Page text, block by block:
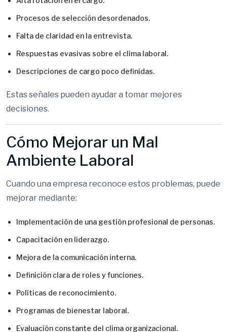
Procesos de selección desordenados.
Falta de claridad en la entrevista.
Respuestas evasivas sobre el clima laboral.
Descripciones de cargo poco definidas.
Estas señales pueden ayudar a tomar mejores
decisiones.
Cómo Mejorar un Mal
Ambiente Laboral
Cuando una empresa reconoce estos problemas, puede
mejorar mediante:
Implementación de una gestión profesional de personas.
Capacitación en liderazgo.
Mejora de la comunicación interna.
Definición clara de roles y funciones.
Políticas de reconocimiento.
Programas de bienestar laboral.
Evaluación constante del clima organizacional.